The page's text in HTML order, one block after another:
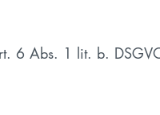
6 Abs. 1 lit. b.